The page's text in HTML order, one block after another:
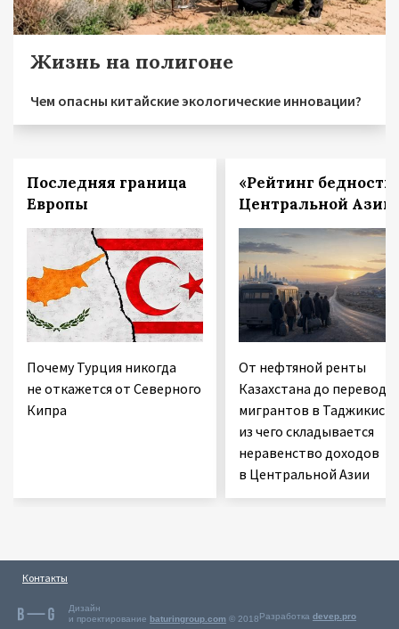
Жизнь на полигоне
Чем опасны китайские экологические инновации?
Последняя граница
Европы
Почему Турция никогда
не откажется от Северного
Кипра
«Рейтинг
Центральной Азии
От нефтяной ренты
Казахстана до
мигрантов в
из чего складывается
неравенство доходов
в Центральной Азии
Контакты
Дизайн
и проектирование baturingroup.com © 2018Разработка devep.pro